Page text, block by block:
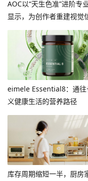
AOC以“天生色准”进阶专
显示，为创作者重建视觉
eimele Essential8：通往
义健康生活的营养路径
库存周期缩短一半，厨房